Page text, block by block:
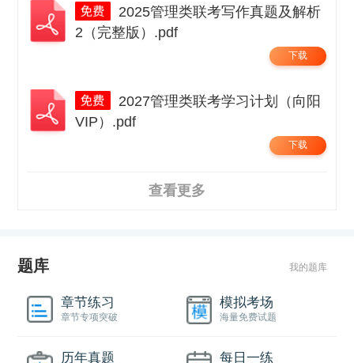
2（完整版）.pdf
下载
VIP）.pdf
下载
查看更多
题库 我的题库
章节练习
章节专项突破
模拟考场
海量免费试题
历年真题 每日一练